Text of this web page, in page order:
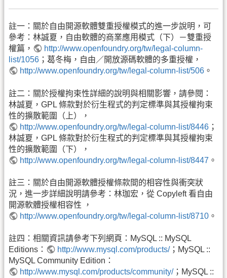
註一：關於自由開源軟體雙重授權模式的進一步說明，可
參考：林誠夏，自由軟體的商業應用模式（下）－雙重授
權篇，
http://www.openfoundry.org/tw/legal-column-
list/1056 ；葛冬梅，自由／開放源碼軟體的多重授權，
http://www.openfoundry.org/tw/legal-column-list/506 。
註二：關於授權拘束性詳細的說明與相關影響，請參閱：
林誠夏，GPL 條款對於衍生程式的判定標準與其授權拘束
性的擴散範圍（上），
http://www.openfoundry.org/tw/legal-column-list/8446 ；
林誠夏，GPL 條款對於衍生程式的判定標準與其授權拘束
性的擴散範圍（下），
http://www.openfoundry.org/tw/legal-column-list/8447 。
註三：關於自由開源軟體授權條款間的相容性與衝突狀
況，進一步詳細說明請參考：林珈宏，從 Copyleft 看自由
開源軟體授權相容性 ，
http://www.openfoundry.org/tw/legal-column-list/8710 。
註四：相關資訊請參考下列網頁：MySQL :: MySQL
Editions：
http://www.mysql.com/products/；MySQL ::
MySQL Community Edition：
http://www.mysql.com/products/community/；MySQL ::